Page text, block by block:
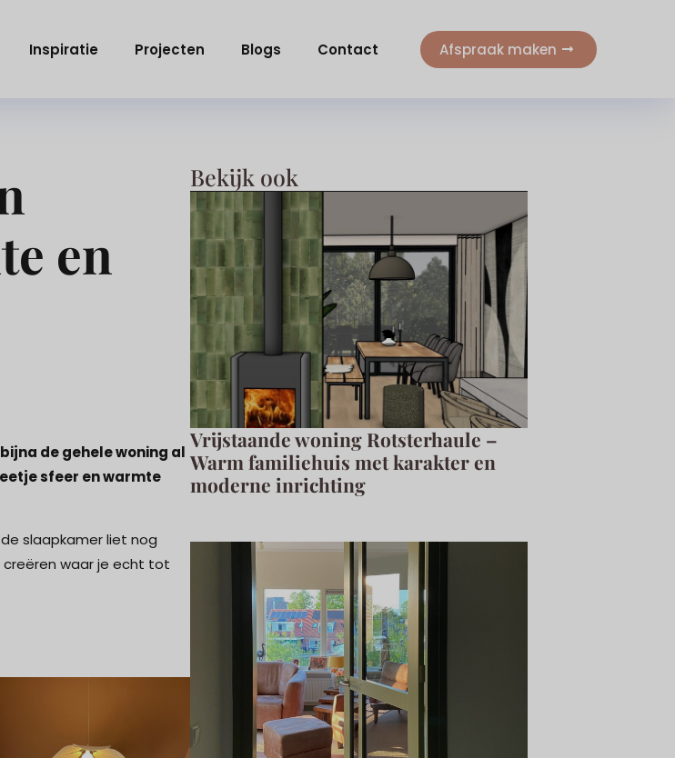
Inspiratie Projecten Blogs Contact Afspraak maken
en
de gehele woning al
sfeer en warmte
slaapkamer liet nog
creëren waar je echt tot
Bekijk ook
Vrijstaande woning Rotsterhaule –
Warm familiehuis met karakter en
moderne inrichting